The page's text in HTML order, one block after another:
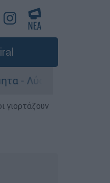
το υπουργείο
γιορτάζουν